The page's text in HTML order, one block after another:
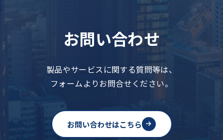
お問い合わせ
製品やサービスに関する質問等は、
フォームよりお問合せください。
お問い合わせはこちら